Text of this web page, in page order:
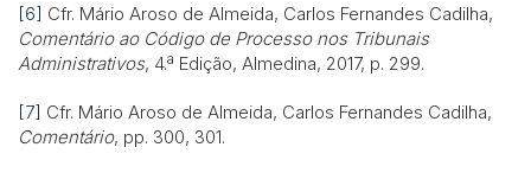
[6] Cfr. Mário Aroso de Almeida, Carlos Fernandes Cadilha,
Comentário ao Código de Processo nos Tribunais
Administrativos, 4.ª Edição, Almedina, 2017, p. 299.
[7] Cfr. Mário Aroso de Almeida, Carlos Fernandes Cadilha,
Comentário, pp. 300, 301.